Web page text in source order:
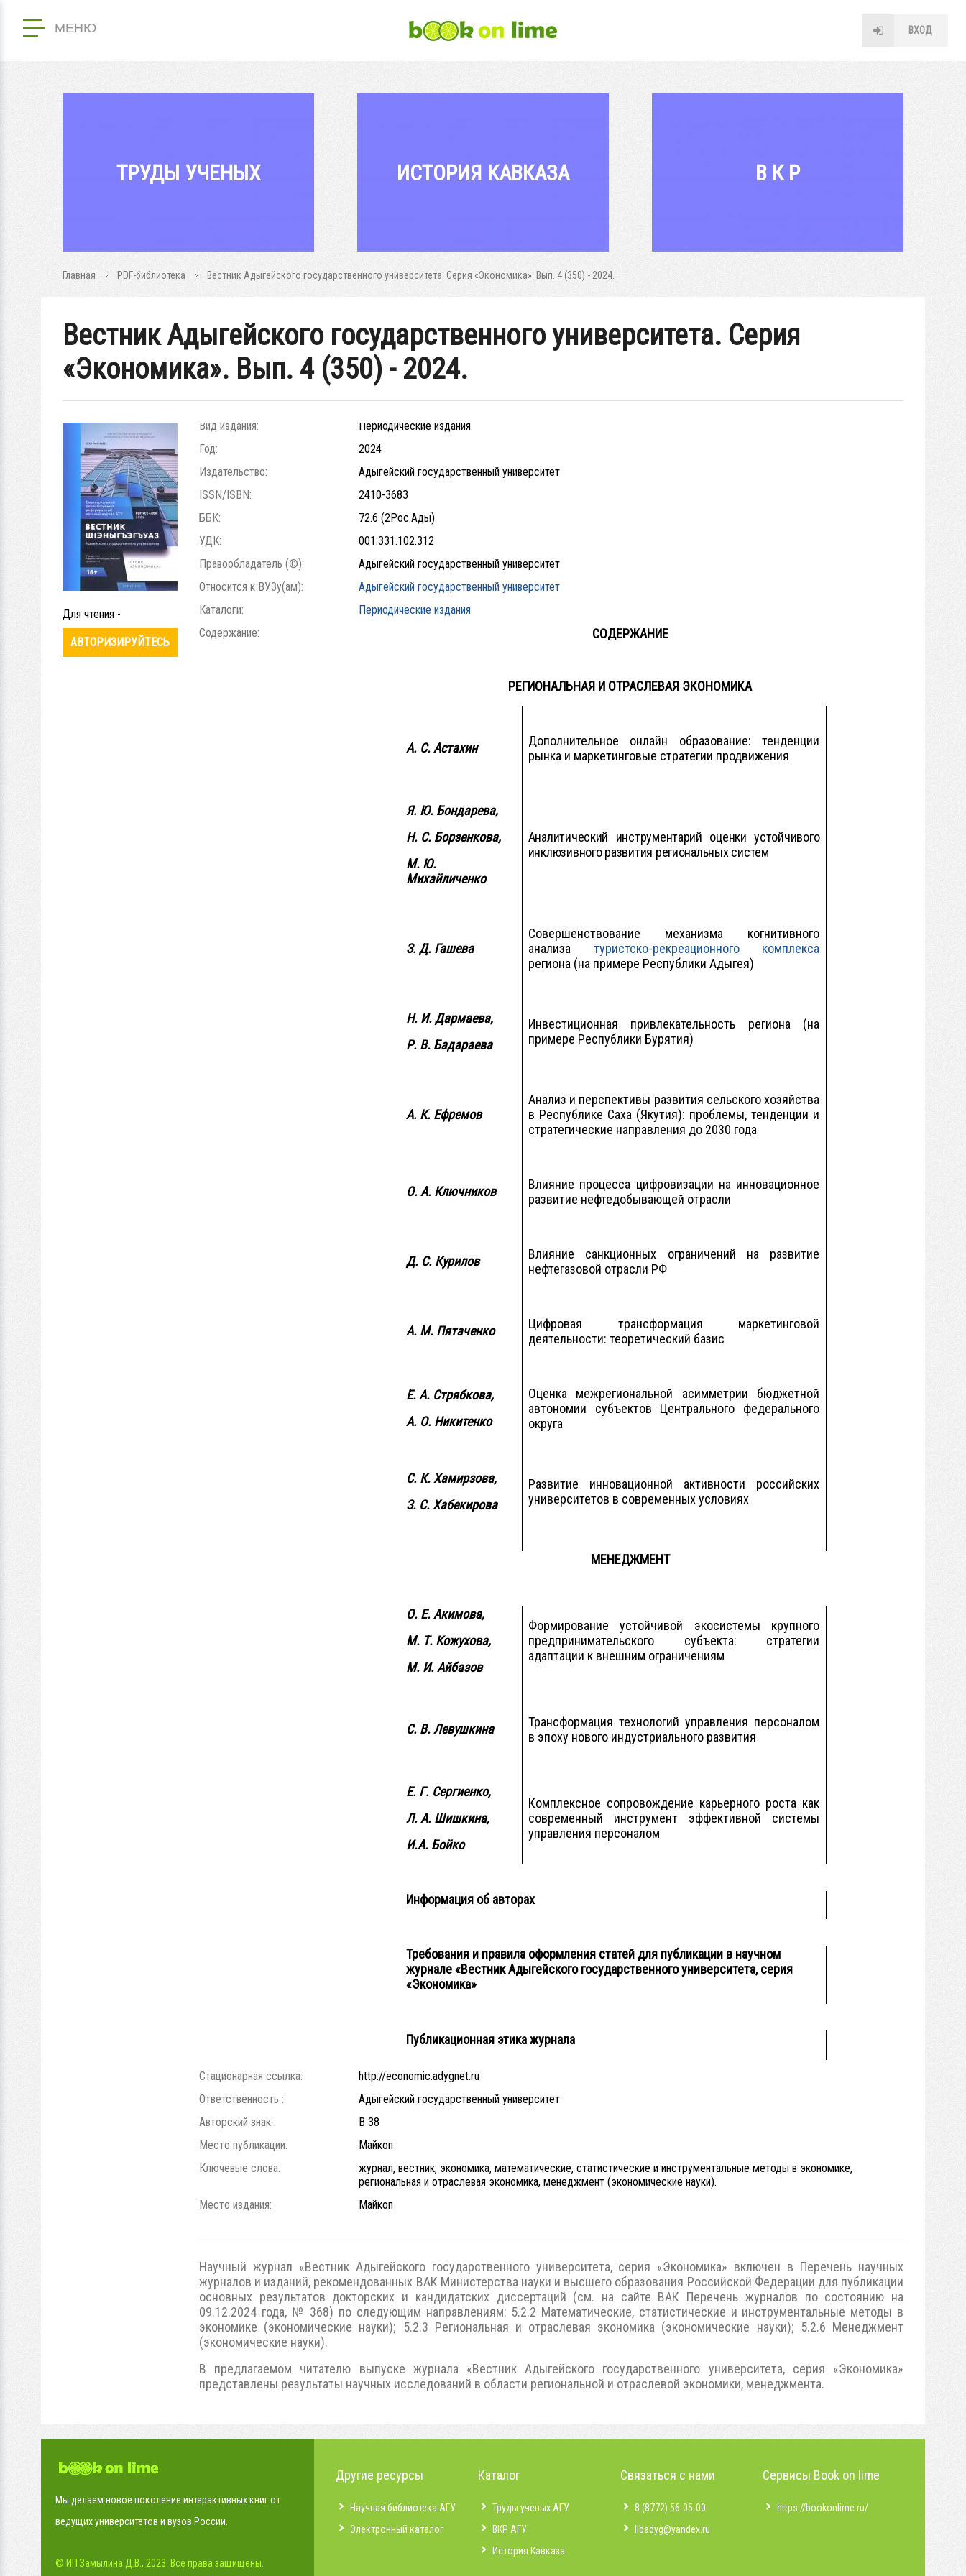
МЕНЮ ВХОД
ТРУДЫ УЧЕНЫХ ИСТОРИЯ КАВКАЗА В К Р
Главная PDF-библиотека Вестник Адыгейского государственного университета. Серия «Экономика». Вып. 4 (350) - 2024.
Вестник Адыгейского государственного университета. Серия
«Экономика». Вып. 4 (350) - 2024.
Для чтения -
АВТОРИЗИРУЙТЕСЬ
Вид издания:
Периодические издания
Год:
2024
Издательство:
Адыгейский государственный университет
ISSN/ISBN:
2410-3683
ББК:
72.6 (2Рос.Ады)
УДК:
001:331.102.312
Правообладатель (©):
Адыгейский государственный университет
Относится к ВУЗу(ам):
Адыгейский государственный университет
Каталоги:
Периодические издания
Содержание:
СОДЕРЖАНИЕ
РЕГИОНАЛЬНАЯ И ОТРАСЛЕВАЯ ЭКОНОМИКА
А. С. Астахин
Дополнительное онлайн образование: тенденции
рынка и маркетинговые стратегии продвижения
Я. Ю. Бондарева,
Н. С. Борзенкова,
М. Ю.
Михайличенко
Аналитический инструментарий оценки устойчивого
инклюзивного развития региональных систем
З. Д. Гашева
Совершенствование механизма когнитивного
анализа туристско-рекреационного комплекса
региона (на примере Республики Адыгея)
Н. И. Дармаева,
Р. В. Бадараева
Инвестиционная привлекательность региона (на
примере Республики Бурятия)
А. К. Ефремов
Анализ и перспективы развития сельского хозяйства
в Республике Саха (Якутия): проблемы, тенденции и
стратегические направления до 2030 года
О. А. Ключников
Влияние процесса цифровизации на инновационное
развитие нефтедобывающей отрасли
Д. С. Курилов
Влияние санкционных ограничений на развитие
нефтегазовой отрасли РФ
А. М. Пятаченко
Цифровая трансформация маркетинговой
деятельности: теоретический базис
Е. А. Стрябкова,
А. О. Никитенко
Оценка межрегиональной асимметрии бюджетной
автономии субъектов Центрального федерального
округа
С. К. Хамирзова,
З. С. Хабекирова
Развитие инновационной активности российских
университетов в современных условиях
МЕНЕДЖМЕНТ
О. Е. Акимова,
М. Т. Кожухова,
М. И. Айбазов
Формирование устойчивой экосистемы крупного
предпринимательского субъекта: стратегии
адаптации к внешним ограничениям
С. В. Левушкина
Трансформация технологий управления персоналом
в эпоху нового индустриального развития
Е. Г. Сергиенко,
Л. А. Шишкина,
И.А. Бойко
Комплексное сопровождение карьерного роста как
современный инструмент эффективной системы
управления персоналом
Информация об авторах
Требования и правила оформления статей для публикации в научном
журнале «Вестник Адыгейского государственного университета, серия
«Экономика»
Публикационная этика журнала
Стационарная ссылка:
http://economic.adygnet.ru
Ответственность :
Адыгейский государственный университет
Авторский знак:
В 38
Место публикации:
Майкоп
Ключевые слова:
журнал, вестник, экономика, математические, статистические и инструментальные методы в экономике,
региональная и отраслевая экономика, менеджмент (экономические науки).
Место издания:
Майкоп
Научный журнал «Вестник Адыгейского государственного университета, серия «Экономика» включен в Перечень научных
журналов и изданий, рекомендованных ВАК Министерства науки и высшего образования Российской Федерации для публикации
основных результатов докторских и кандидатских диссертаций (см. на сайте ВАК Перечень журналов по состоянию на
09.12.2024 года, № 368) по следующим направлениям: 5.2.2 Математические, статистические и инструментальные методы в
экономике (экономические науки); 5.2.3 Региональная и отраслевая экономика (экономические науки); 5.2.6 Менеджмент
(экономические науки).
В предлагаемом читателю выпуске журнала «Вестник Адыгейского государственного университета, серия «Экономика»
представлены результаты научных исследований в области региональной и отраслевой экономики, менеджмента.
Мы делаем новое поколение интерактивных книг от
ведущих университетов и вузов России.
© ИП Замылина Д.В., 2023. Все права защищены.
Другие ресурсы
Научная библиотека АГУ
Электронный каталог
Каталог
Труды ученых АГУ
ВКР АГУ
История Кавказа
Связаться с нами
8 (8772) 56-05-00
libadyg@yandex.ru
Сервисы Book on lime
https://bookonlime.ru/